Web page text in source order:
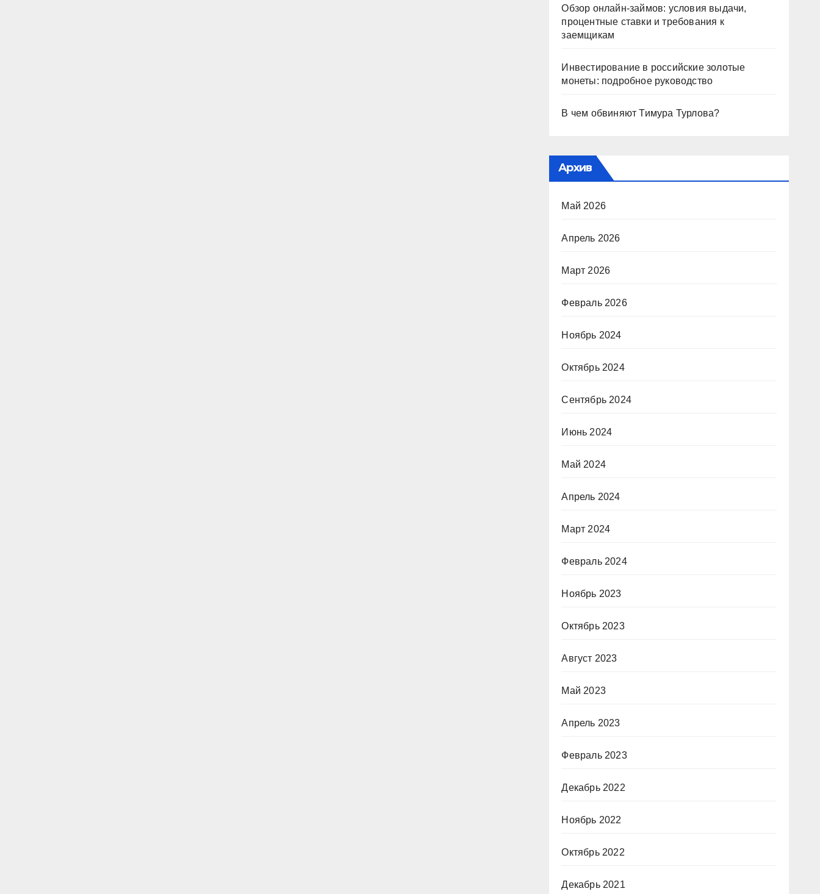
Обзор онлайн-займов: условия выдачи,
процентные ставки и требования к
заемщикам
Инвестирование в российские золотые
монеты: подробное руководство
В чем обвиняют Тимура Турлова?
Архив
Май 2026
Апрель 2026
Март 2026
Февраль 2026
Ноябрь 2024
Октябрь 2024
Сентябрь 2024
Июнь 2024
Май 2024
Апрель 2024
Март 2024
Февраль 2024
Ноябрь 2023
Октябрь 2023
Август 2023
Май 2023
Апрель 2023
Февраль 2023
Декабрь 2022
Ноябрь 2022
Октябрь 2022
Декабрь 2021